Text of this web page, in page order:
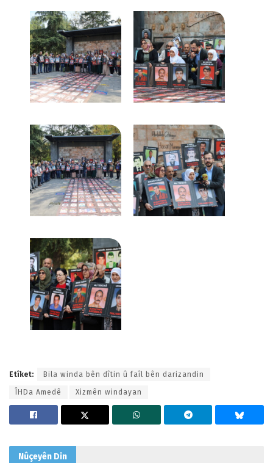
Etîket: Bila winda bên dîtin û faîl bên darizandin
ÎHDa Amedê Xizmên windayan
Nûçeyên Din